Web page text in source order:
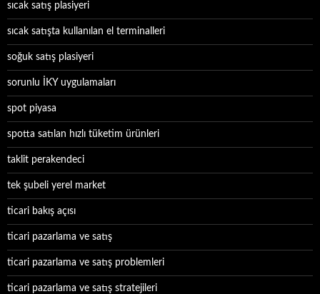
sıcak satış plasiyeri
sıcak satışta kullanılan el terminalleri
soğuk satış plasiyeri
sorunlu İKY uygulamaları
spot piyasa
spotta satılan hızlı tüketim ürünleri
taklit perakendeci
tek şubeli yerel market
ticari bakış açısı
ticari pazarlama ve satış
ticari pazarlama ve satış problemleri
ticari pazarlama ve satış stratejileri